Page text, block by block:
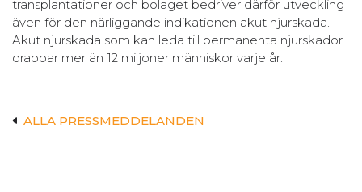
transplantationer och bolaget bedriver därför utveckling
även för den närliggande indikationen akut njurskada.
Akut njurskada som kan leda till permanenta njurskador
drabbar mer än 12 miljoner människor varje år.
ALLA PRESSMEDDELANDEN